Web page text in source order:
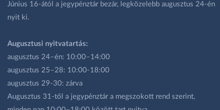
Június 16-ától a jegypénztár bezár, legközelebb augusztus 24-én
nyit ki.
Augusztusi nyitvatartás:
augusztus 24–én: 10:00–14:00
augusztus 25–28: 10:00-18:00
augusztus 29-30: zárva
Augusztus 31-től a jegypénztár a megszokott rend szerint,